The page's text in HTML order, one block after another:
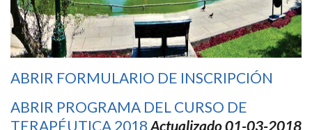
ABRIR FORMULARIO DE INSCRIPCIÓN
ABRIR PROGRAMA DEL CURSO DE
TERAPÉUTICA 2018 Actualizado 01-03-2018